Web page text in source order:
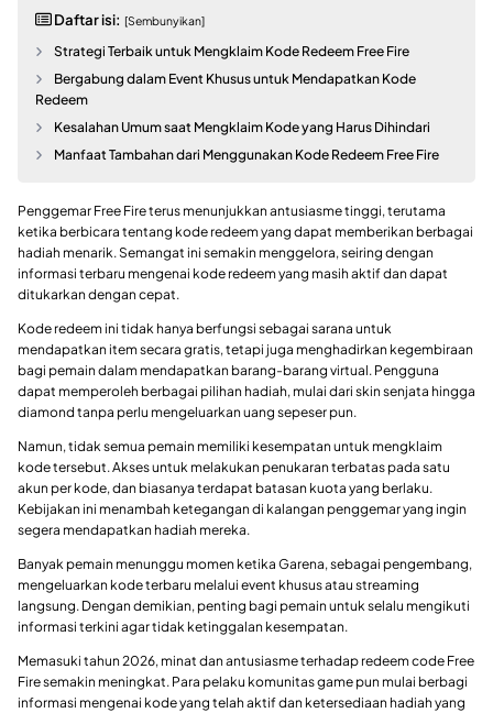
Daftar isi: [Sembunyikan]
Strategi Terbaik untuk Mengklaim Kode Redeem Free Fire
Bergabung dalam Event Khusus untuk Mendapatkan Kode
Redeem
Kesalahan Umum saat Mengklaim Kode yang Harus Dihindari
Manfaat Tambahan dari Menggunakan Kode Redeem Free Fire
Penggemar Free Fire terus menunjukkan antusiasme tinggi, terutama
ketika berbicara tentang kode redeem yang dapat memberikan berbagai
hadiah menarik. Semangat ini semakin menggelora, seiring dengan
informasi terbaru mengenai kode redeem yang masih aktif dan dapat
ditukarkan dengan cepat.
Kode redeem ini tidak hanya berfungsi sebagai sarana untuk
mendapatkan item secara gratis, tetapi juga menghadirkan kegembiraan
bagi pemain dalam mendapatkan barang-barang virtual. Pengguna
dapat memperoleh berbagai pilihan hadiah, mulai dari skin senjata hingga
diamond tanpa perlu mengeluarkan uang sepeser pun.
Namun, tidak semua pemain memiliki kesempatan untuk mengklaim
kode tersebut. Akses untuk melakukan penukaran terbatas pada satu
akun per kode, dan biasanya terdapat batasan kuota yang berlaku.
Kebijakan ini menambah ketegangan di kalangan penggemar yang ingin
segera mendapatkan hadiah mereka.
Banyak pemain menunggu momen ketika Garena, sebagai pengembang,
mengeluarkan kode terbaru melalui event khusus atau streaming
langsung. Dengan demikian, penting bagi pemain untuk selalu mengikuti
informasi terkini agar tidak ketinggalan kesempatan.
Memasuki tahun 2026, minat dan antusiasme terhadap redeem code Free
Fire semakin meningkat. Para pelaku komunitas game pun mulai berbagi
informasi mengenai kode yang telah aktif dan ketersediaan hadiah yang